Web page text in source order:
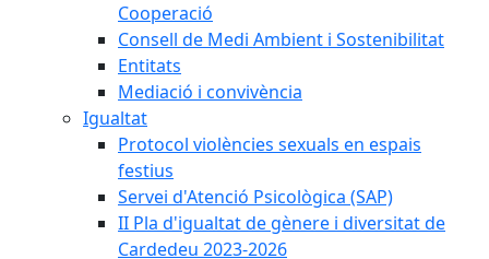
Cooperació
Consell de Medi Ambient i Sostenibilitat
Entitats
Mediació i convivència
Igualtat
Protocol violències sexuals en espais
festius
Servei d'Atenció Psicològica (SAP)
II Pla d'igualtat de gènere i diversitat de
Cardedeu 2023-2026